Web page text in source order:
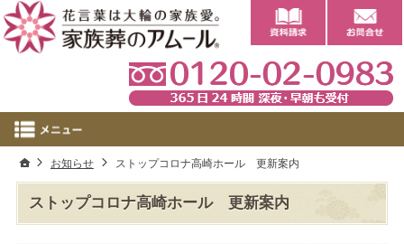
ストップコロナ高崎ホール 更新案内
ホーム
お知らせ ストップコロナ高崎ホール 更新案内